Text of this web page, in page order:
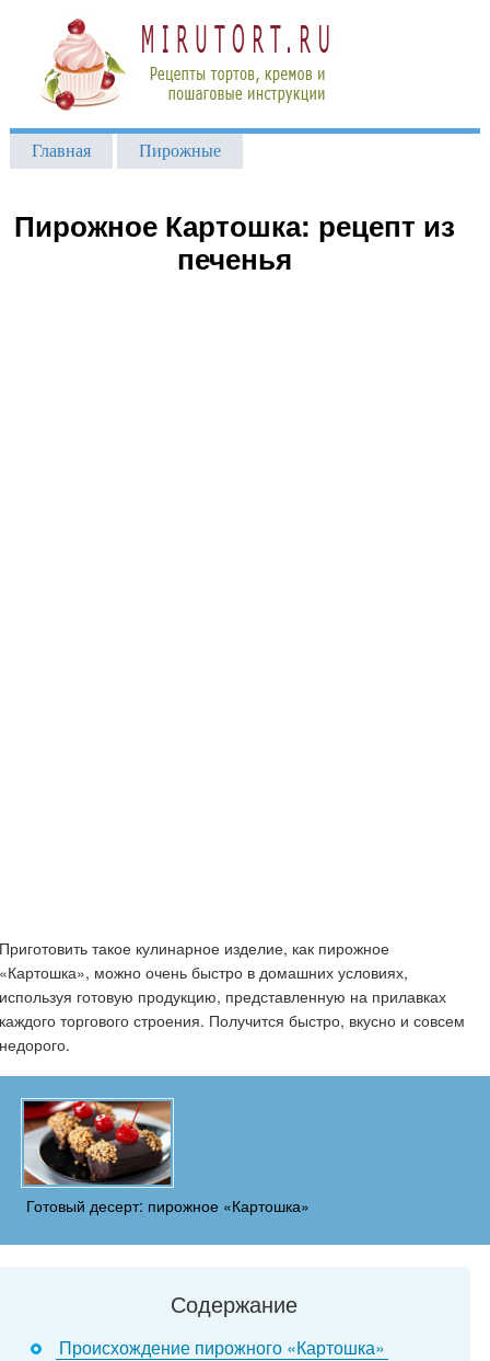
Главная Пирожные
Пирожное Картошка: рецепт из
печенья
Приготовить такое кулинарное изделие, как пирожное
«Картошка», можно очень быстро в домашних условиях,
используя готовую продукцию, представленную на прилавках
каждого торгового строения. Получится быстро, вкусно и совсем
недорого.
Готовый десерт: пирожное «Картошка»
Содержание
Происхождение пирожного «Картошка»